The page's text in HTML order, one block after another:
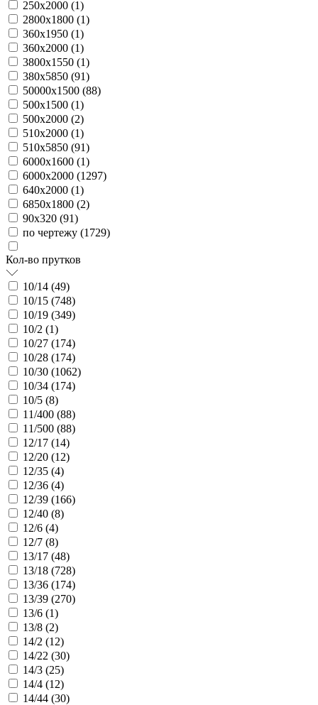
250х2000 (1)
2800х1800 (1)
360х1950 (1)
360х2000 (1)
3800х1550 (1)
380х5850 (91)
50000х1500 (88)
500х1500 (1)
500х2000 (2)
510х2000 (1)
510х5850 (91)
6000х1600 (1)
6000х2000 (1297)
640х2000 (1)
6850х1800 (2)
90х320 (91)
по чертежу (1729)
Кол-во прутков
10/14 (49)
10/15 (748)
10/19 (349)
10/2 (1)
10/27 (174)
10/28 (174)
10/30 (1062)
10/34 (174)
10/5 (8)
11/400 (88)
11/500 (88)
12/17 (14)
12/20 (12)
12/35 (4)
12/36 (4)
12/39 (166)
12/40 (8)
12/6 (4)
12/7 (8)
13/17 (48)
13/18 (728)
13/36 (174)
13/39 (270)
13/6 (1)
13/8 (2)
14/2 (12)
14/22 (30)
14/3 (25)
14/4 (12)
14/44 (30)